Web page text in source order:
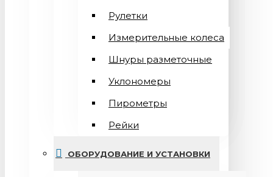
Рулетки
Измерительные колеса
Шнуры разметочные
Уклономеры
Пирометры
Рейки
ОБОРУДОВАНИЕ И УСТАНОВКИ